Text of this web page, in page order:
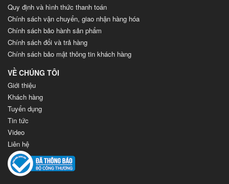
Quy định và hình thức thanh toán
Chính sách vận chuyển, giao nhận hàng hóa
Chính sách bảo hành sản phẩm
Chính sách đổi và trả hàng
Chính sách bảo mật thông tin khách hàng
VỀ CHÚNG TÔI
Giới thiệu
Khách hàng
Tuyển dụng
Tin tức
Video
Liên hệ